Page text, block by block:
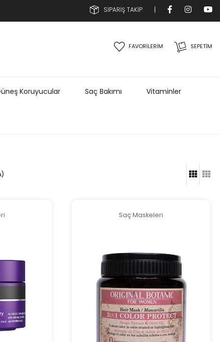
SİPARİŞ TAKİP
SEPETIM
FAVORİLERİM
Koruyucular Saç Bakımı Vitaminler
Saç Maskeleri